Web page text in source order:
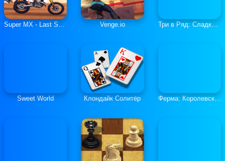
Super MX - Last Season Venge.io Три в Ряд: Сладкие Загадки
Sweet World Клондайк Солитёр Ферма: Королевская История